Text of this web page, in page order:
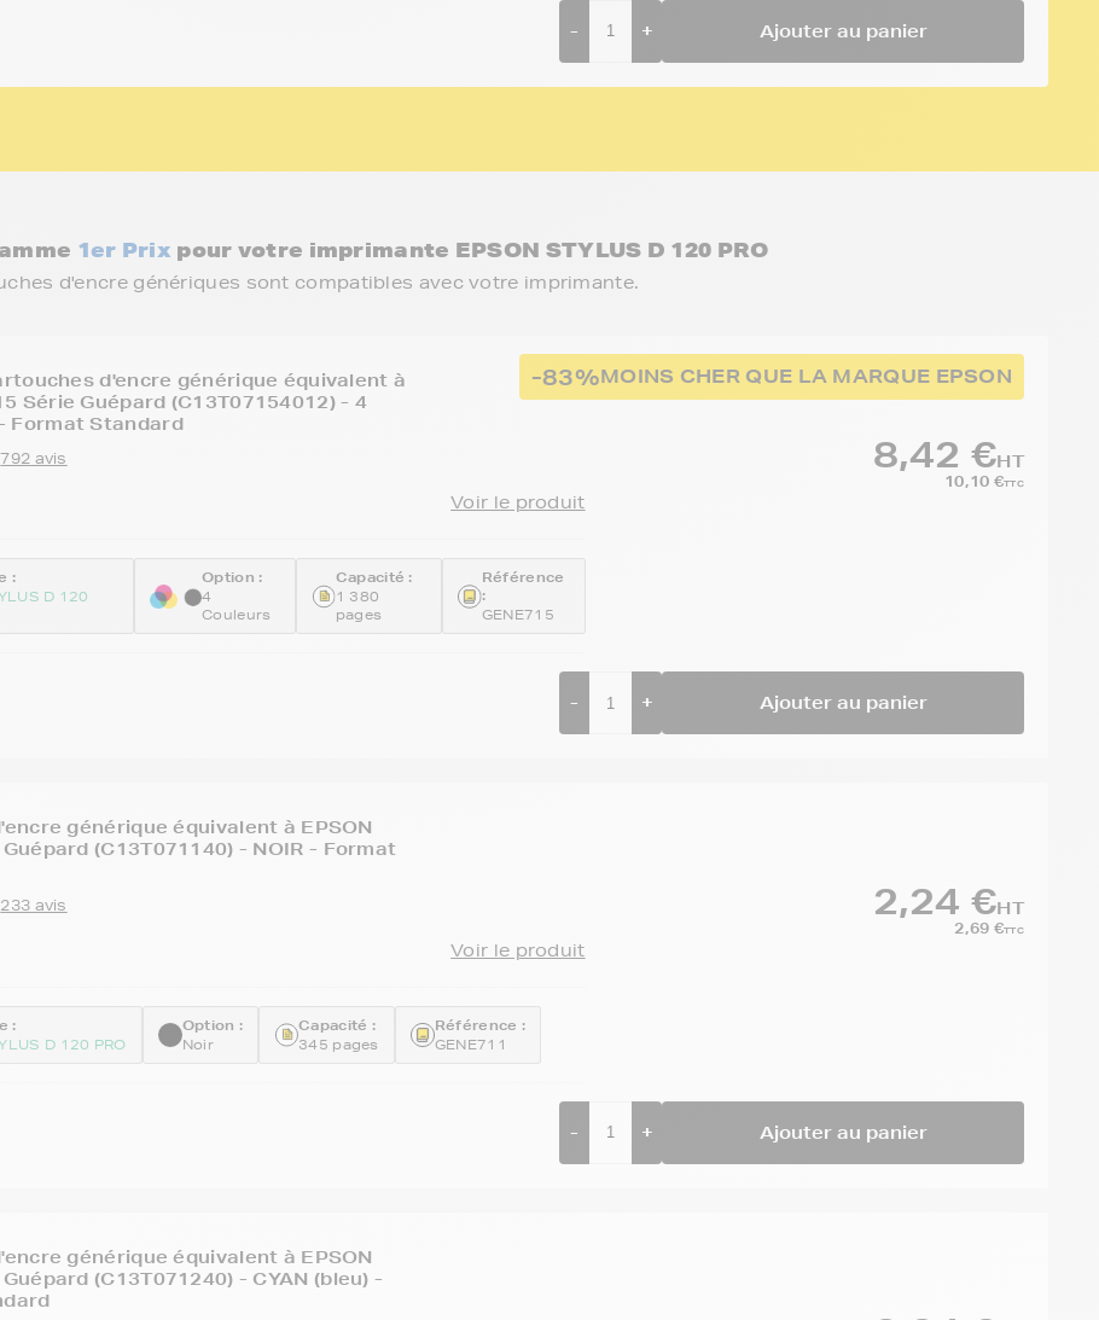
- + Ajouter au panier
1er Prix pour votre imprimante EPSON STYLUS D 120 PRO
d'encre génériques sont compatibles avec votre imprimante.
-83%MOINS CHER QUE LA MARQUE EPSON
d'encre générique équivalent à
Série Guépard (C13T07154012) - 4
- Format Standard
792 avis
Voir le produit
:
D 120
Option :
4
Couleurs
Capacité :
1 380
pages
Référence
:
GENE715
8,42 €HT
10,10 €TTC
- + Ajouter au panier
générique équivalent à EPSON
(C13T071140) - NOIR - Format
233 avis
Voir le produit
:
D 120 PRO
Option :
Noir
Capacité :
345 pages
Référence :
GENE711
2,24 €HT
2,69 €TTC
- + Ajouter au panier
générique équivalent à EPSON
(C13T071240) - CYAN (bleu) -